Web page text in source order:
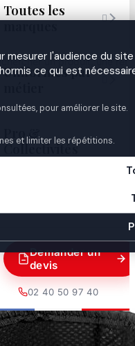
mesurer l'audience du
ce qui est
pour améliorer le site.
et limiter les répétitions.
Toutes les
marques

Uniformes par
Pro &
Collectivités
Demander un
devis
02 40 50 97 40